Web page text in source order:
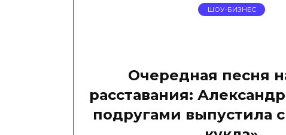
ШОУ-БИЗНЕС
Очередная песня
расставания:
подругами выпустила